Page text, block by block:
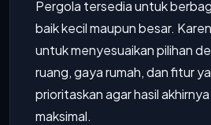
Pergola tersedia untuk
baik kecil maupun besar.
untuk menyesuaikan pilihan
ruang, gaya rumah, dan fitur
prioritaskan agar hasil
maksimal.